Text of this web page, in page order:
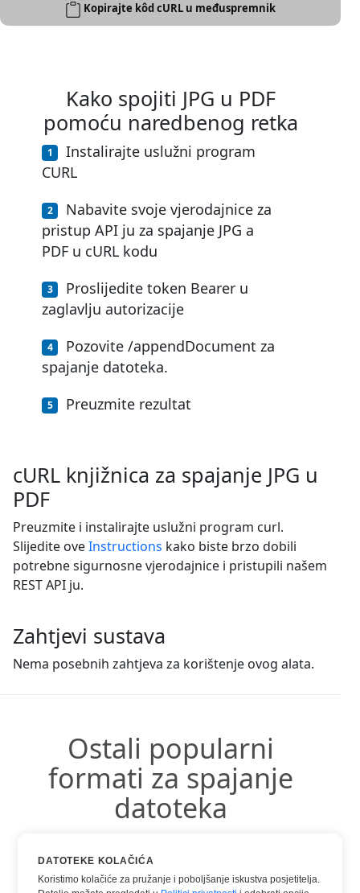
Kopirajte kôd cURL u međuspremnik
Kako spojiti JPG u PDF
pomoću naredbenog retka
Instalirajte uslužni program
CURL
Nabavite svoje vjerodajnice za
pristup API ju za spajanje JPG a
PDF u cURL kodu
Proslijedite token Bearer u
zaglavlju autorizacije
Pozovite /appendDocument za
spajanje datoteka.
Preuzmite rezultat
cURL knjižnica za spajanje JPG u
PDF
Preuzmite i instalirajte uslužni program curl.
Slijedite oveInstructions kako biste brzo dobili
potrebne sigurnosne vjerodajnice i pristupili našem
REST API ju.
Zahtjevi sustava
Nema posebnih zahtjeva za korištenje ovog alata.
Ostali popularni
formati za spajanje
datoteka
Možete koristiti druge popularne formate:
DATOTEKE KOLAČIĆA
Koristimo kolačiće za pružanje i poboljšanje iskustva posjetitelja.